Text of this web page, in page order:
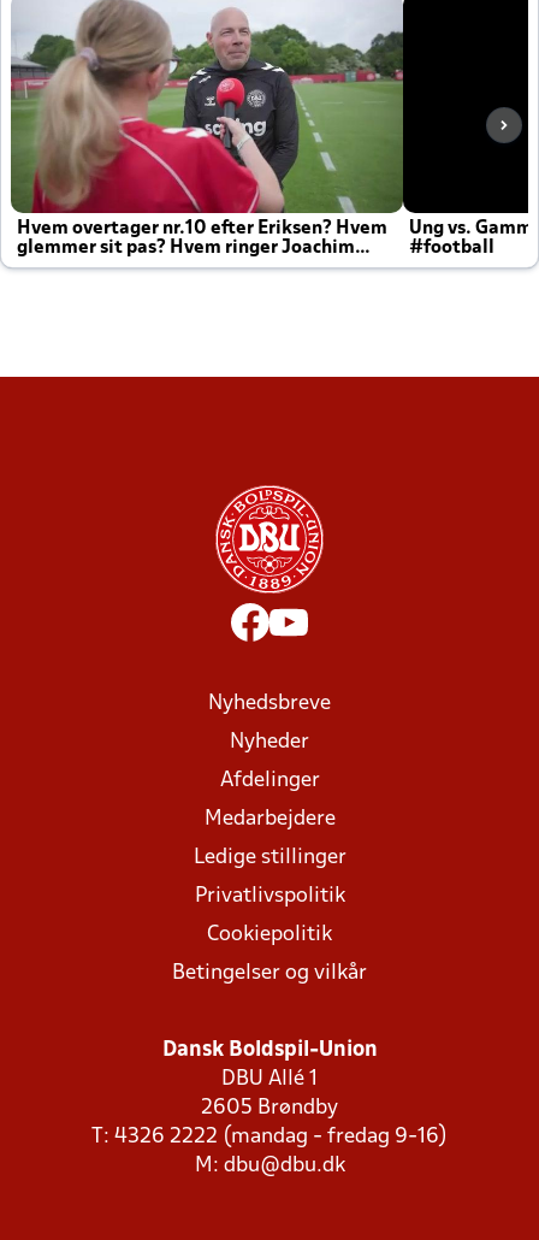
Hvem overtager nr.10 efter Eriksen? Hvem
glemmer sit pas? Hvem ringer Joachim
altid til efter kampe?
Ung vs.
#football
Nyhedsbreve
Nyheder
Afdelinger
Medarbejdere
Ledige stillinger
Privatlivspolitik
Cookiepolitik
Betingelser og vilkår
Dansk Boldspil-Union
DBU Allé 1
2605 Brøndby
T: 4326 2222 (mandag - fredag 9-16)
M: dbu@dbu.dk